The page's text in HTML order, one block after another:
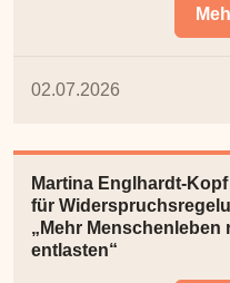
02.07.2026
Martina Englhardt-
für
„Mehr
entlasten“